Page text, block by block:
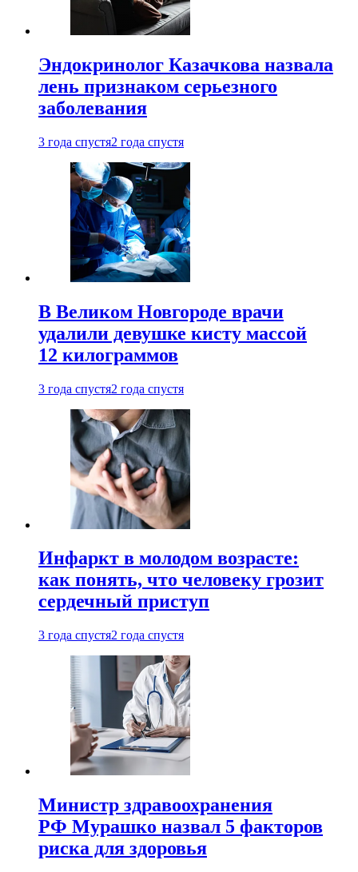
Эндокринолог Казачкова назвала
лень признаком серьезного
заболевания
3 года спустя2 года спустя
В Великом Новгороде врачи
удалили девушке кисту массой
12 килограммов
3 года спустя2 года спустя
Инфаркт в молодом возрасте:
как понять, что человеку грозит
сердечный приступ
3 года спустя2 года спустя
Министр здравоохранения
РФ Мурашко назвал 5 факторов
риска для здоровья